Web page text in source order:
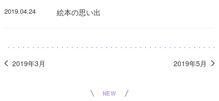
2019.04.24 絵本の思い出
2019年3月 2019年5月
NEW